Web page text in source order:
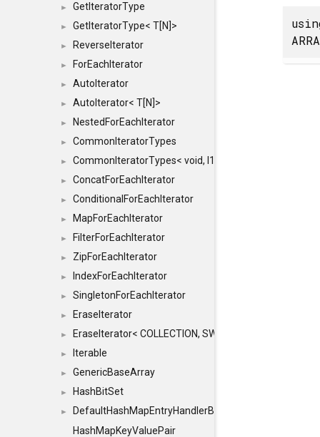
► GetIteratorType
► GetIteratorType< T[N]>
► ReverseIterator
► ForEachIterator
► AutoIterator
► AutoIterator< T[N]>
► NestedForEachIterator
► CommonIteratorTypes
► CommonIteratorTypes< void, I1, I2 >
► ConcatForEachIterator
► ConditionalForEachIterator
► MapForEachIterator
► FilterForEachIterator
► ZipForEachIterator
► IndexForEachIterator
► SingletonForEachIterator
► EraseIterator
► EraseIterator< COLLECTION, SWAP_ERASE, false >
► Iterable
► GenericBaseArray
► HashBitSet
►
DefaultHashMapEntryHandlerBase
HashMapKeyValuePair